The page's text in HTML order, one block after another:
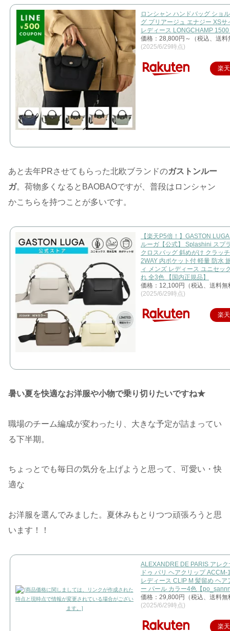
ロンシャン ハンドバッグ ショ
グ プリアージュ エナジー XSサ
レディース LONGCHAMP
価格：28,800円～（税込、送料
(2025/6/29時点)
楽
あと去年PRさせてもらった北欧ブランドのガストンルー
ガ。荷物多くなるとBAOBAOですが、普段はロンシャン
かこちらを持つことが多いです。
【楽天P5倍！】GASTON
ルーガ【公式】 Splashini スプ
クロスバッグ 斜めがけ クラッ
2WAY 内ポケット付 軽量 防水
ィ メンズ レディース ユニセッ
れ 全3色 【国内正規品】
価格：12,100円（税込、送料無
(2025/6/29時点)
楽
暑い夏を快適なお洋服や小物で乗り切りたいですね★
職場のチーム編成が変わったり、大きな予定が詰まってい
る下半期。
ちょっとでも毎日の気分を上げようと思って、可愛い・快
適な
お洋服を選んでみました。夏休みもとりつつ頑張ろうと思
います！！
ALEXANDRE DE PARIS アレ
ドゥ パリ ヘアクリップ
レディース CLIP M 髪留め ヘア
ー パール カラー4色【
価格：29,800円（税込、送料無
(2025/6/29時点)
楽